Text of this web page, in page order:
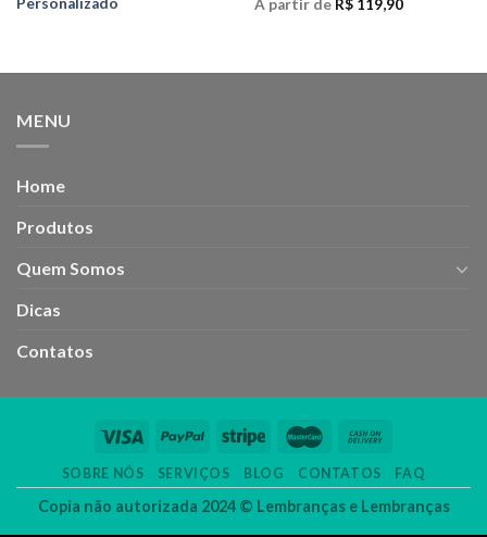
A partir de R$119,90
MENU
Home
Produtos
Quem Somos
Dicas
Contatos
SOBRE NÓS SERVIÇOS BLOG CONTATOS FAQ
Copia não autorizada 2024 © Lembranças e Lembranças